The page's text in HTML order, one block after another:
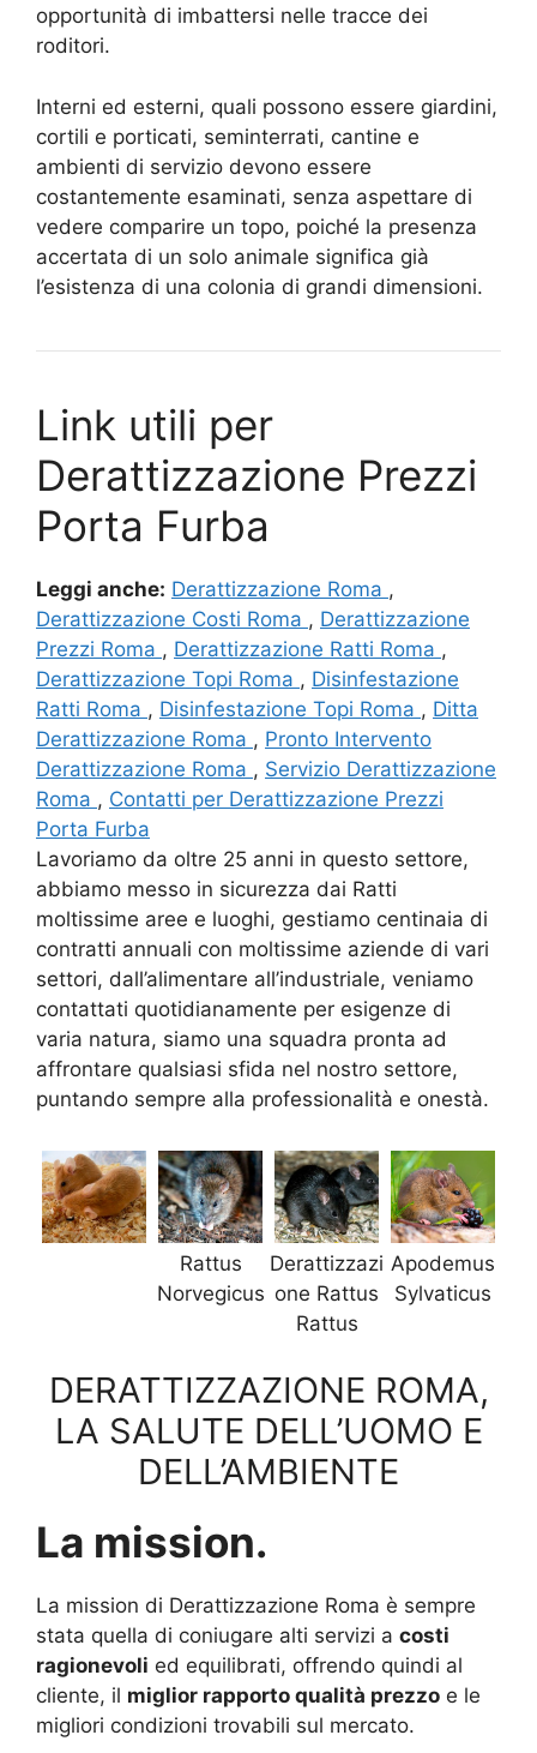
opportunità di imbattersi nelle tracce dei
roditori.
Interni ed esterni, quali possono essere giardini,
cortili e porticati, seminterrati, cantine e
ambienti di servizio devono essere
costantemente esaminati, senza aspettare di
vedere comparire un topo, poiché la presenza
accertata di un solo animale significa già
l’esistenza di una colonia di grandi dimensioni.
Link utili per
Derattizzazione Prezzi
Porta Furba
Leggi anche: Derattizzazione Roma ,
Derattizzazione Costi Roma , Derattizzazione
Prezzi Roma , Derattizzazione Ratti Roma ,
Derattizzazione Topi Roma , Disinfestazione
Ratti Roma , Disinfestazione Topi Roma , Ditta
Derattizzazione Roma , Pronto Intervento
Derattizzazione Roma , Servizio Derattizzazione
Roma , Contatti per Derattizzazione Prezzi
Porta Furba
Lavoriamo da oltre 25 anni in questo settore,
abbiamo messo in sicurezza dai Ratti
moltissime aree e luoghi, gestiamo centinaia di
contratti annuali con moltissime aziende di vari
settori, dall’alimentare all’industriale, veniamo
contattati quotidianamente per esigenze di
varia natura, siamo una squadra pronta ad
affrontare qualsiasi sfida nel nostro settore,
puntando sempre alla professionalità e onestà.
Rattus
Norvegicus
Derattizzazi
one Rattus
Rattus
Apodemus
Sylvaticus
DERATTIZZAZIONE ROMA,
LA SALUTE DELL’UOMO E
DELL’AMBIENTE
La mission.
La mission di Derattizzazione Roma è sempre
stata quella di coniugare alti servizi a costi
ragionevoli ed equilibrati, offrendo quindi al
cliente, il miglior rapporto qualità prezzo e le
migliori condizioni trovabili sul mercato.